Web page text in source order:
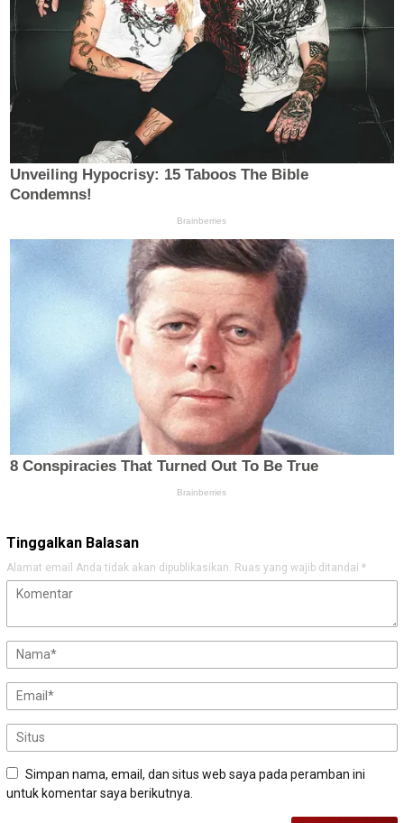
Tinggalkan Balasan
Alamat email Anda tidak akan dipublikasikan. Ruas yang wajib ditandai *
Simpan nama, email, dan situs web saya pada peramban ini
untuk komentar saya berikutnya.